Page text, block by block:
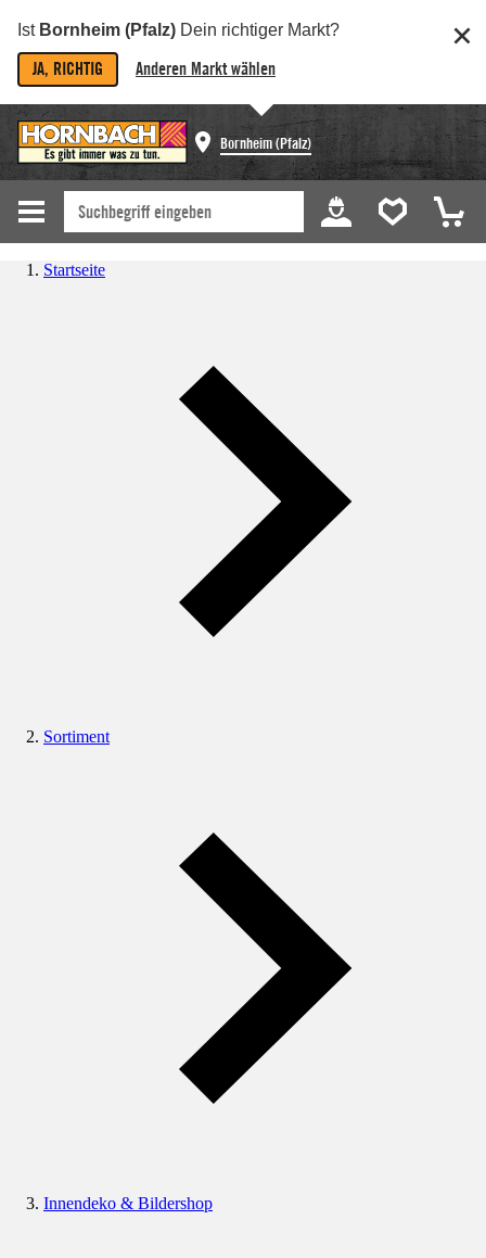
Ist Bornheim (Pfalz) Dein richtiger Markt?
JA, RICHTIG Anderen Markt wählen
Bornheim (Pfalz)
Startseite
Sortiment
Innendeko & Bildershop